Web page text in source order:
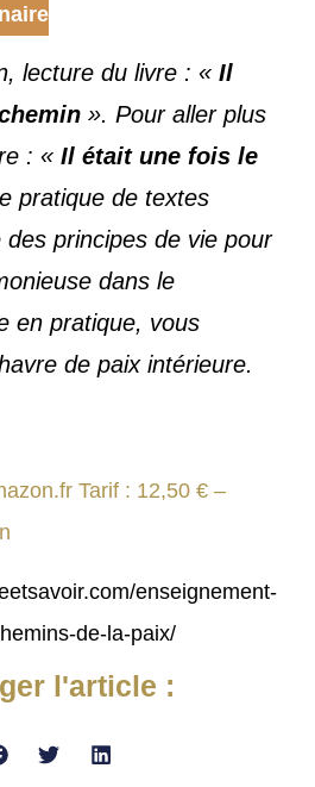
lecture du livre : « Il
». Pour aller plus
: « Il était une fois le
pratique de textes
principes de vie pour
dans le
en pratique, vous
de paix intérieure.
Tarif : 12,50 € –
enseignement-
de-la-paix/
l'article :